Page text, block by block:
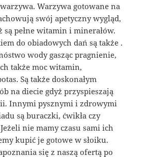
Warzywa gotowane na
swój apetyczny wygląd,
pełne witamin i minerałów.
do obiadowych dań są także .
wody gasząc pragnienie,
także moc witamin,
Są także doskonałym
na diecie gdyż przyspieszają
Innymi pysznymi i zdrowymi
są buraczki, ćwikła czy
nie mamy czasu sami ich
kupić je gotowe w słoiku.
się z naszą ofertą po